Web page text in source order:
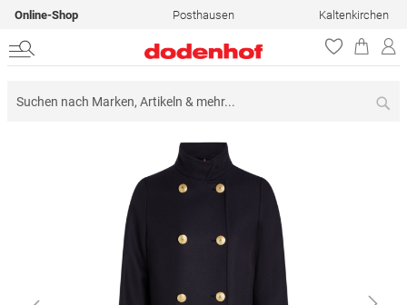
Online-Shop Posthausen Kaltenkirchen